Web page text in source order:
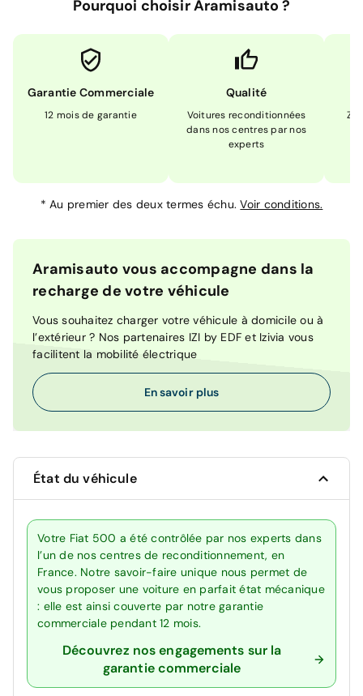
Pourquoi choisir Aramisauto ?
Garantie Commerciale
12 mois de garantie
Qualité
Voitures reconditionnées
dans nos centres par nos
experts
*Au premier des deux termes échu.Voir conditions.
Aramisauto vous accompagne dans la
recharge de votre véhicule
Vous souhaitez charger votre véhicule à domicile ou à
l’extérieur ? Nos partenaires IZI by EDF et Izivia vous
facilitent la mobilité électrique
En savoir plus
État du véhicule
Votre Fiat 500 a été contrôlée par nos experts dans
l’un de nos centres de reconditionnement, en
France. Notre savoir-faire unique nous permet de
vous proposer une voiture en parfait état mécanique
: elle est ainsi couverte par notre garantie
commerciale pendant 12 mois.
Découvrez nos engagements sur la
garantie commerciale